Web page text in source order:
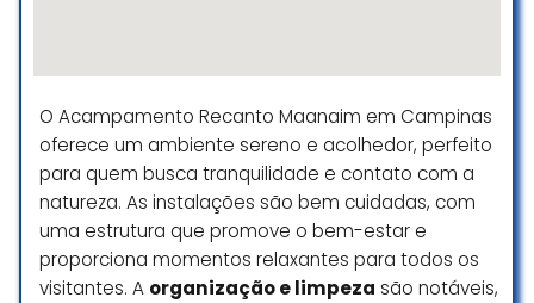
O Acampamento Recanto Maanaim em Campinas
oferece um ambiente sereno e acolhedor, perfeito
para quem busca tranquilidade e contato com a
natureza. As instalações são bem cuidadas, com
uma estrutura que promove o bem-estar e
proporciona momentos relaxantes para todos os
visitantes. A organização e limpeza são notáveis,